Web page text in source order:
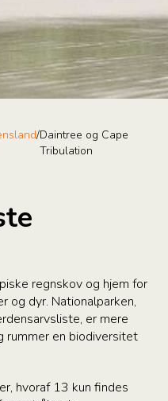
/Daintree og Cape
Tribulation
regnskov og hjem for
og dyr. Nationalparken,
er mere
rummer en biodiversitet
hvoraf 13 kun findes